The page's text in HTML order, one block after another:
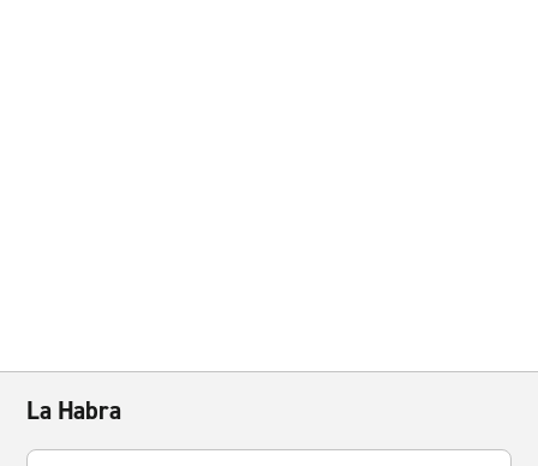
La Habra